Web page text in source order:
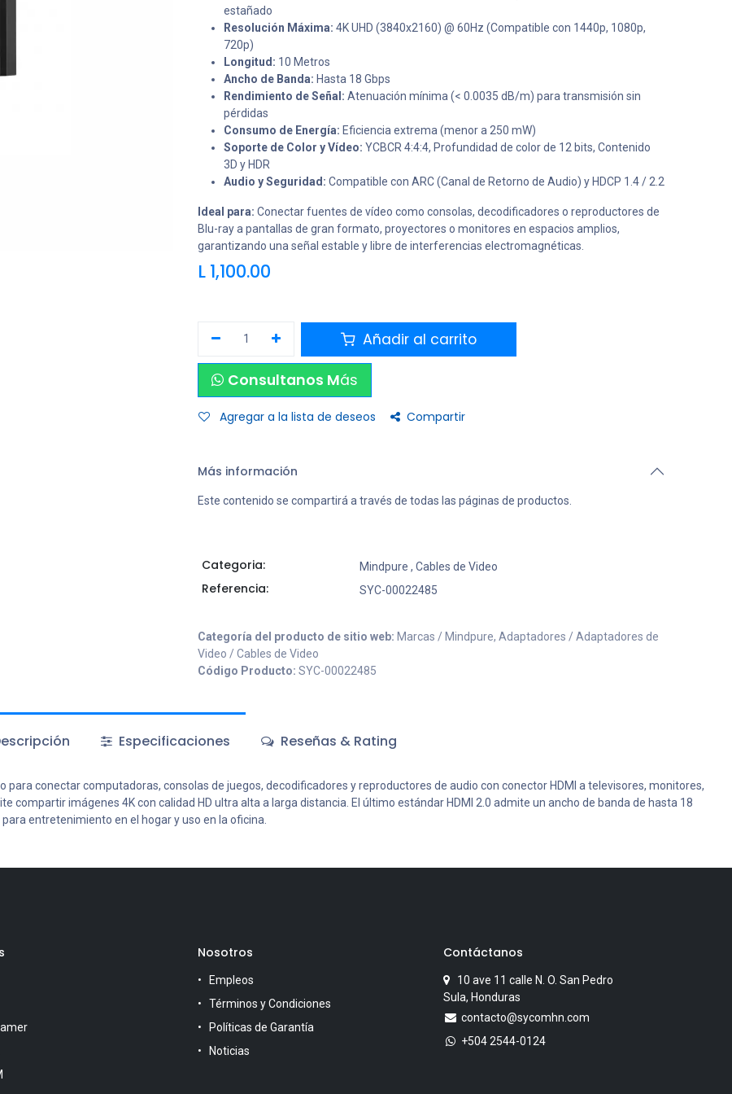
estañado
Resolución Máxima: 4K UHD (3840x2160) @ 60Hz (Compatible con 1440p, 1080p,
720p)
Longitud: 10 Metros
Ancho de Banda: Hasta 18 Gbps
Rendimiento de Señal: Atenuación mínima (< 0.0035 dB/m) para transmisión sin
pérdidas
Consumo de Energía: Eficiencia extrema (menor a 250 mW)
Soporte de Color y Vídeo: YCBCR 4:4:4, Profundidad de color de 12 bits, Contenido
3D y HDR
Audio y Seguridad: Compatible con ARC (Canal de Retorno de Audio) y HDCP 1.4 / 2.2
Ideal para: Conectar fuentes de vídeo como consolas, decodificadores o reproductores de
Blu-ray a pantallas de gran formato, proyectores o monitores en espacios amplios,
garantizando una señal estable y libre de interferencias electromagnéticas.
L 1,100.00
Añadir al carrito
Consultanos Más
Agregar a la lista de deseos Compartir
Más información
Este contenido se compartirá a través de todas las páginas de productos.
Categoria: Mindpure , Cables de Video
Referencia: SYC-00022485
Categoría del producto de sitio web: Marcas / Mindpure, Adaptadores / Adaptadores de
Video / Cables de Video
Código Producto: SYC-00022485
Especificaciones Reseñas & Rating
para conectar computadoras, consolas de juegos, decodificadores y reproductores de audio con conector HDMI a televisores, monitores,
compartir imágenes 4K con calidad HD ultra alta a larga distancia. El último estándar HDMI 2.0 admite un ancho de banda de hasta 18
entretenimiento en el hogar y uso en la oficina.
Nosotros
Empleos
Términos y Condiciones
Políticas de Garantía
Noticias
Contáctanos
10 ave 11 calle N. O. San Pedro
Sula, Honduras
contacto@sycomhn.com
+504 2544-0124